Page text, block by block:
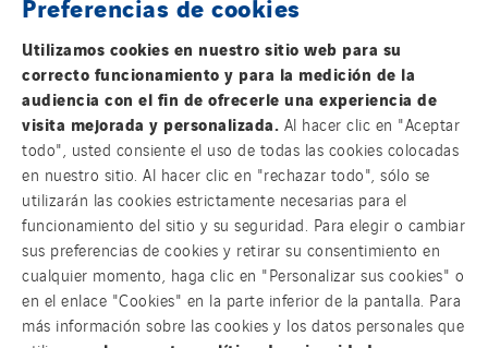
Contacta con nosotros
Información legal
Política de privacidad
Accesibilidad
Sistema Interno de Información
Cookies
Paumier Industrie
Paumier Marine
Paumier SA
Process Energy
Provelec Sud
Qivy
Qivy Habitat
Qivy Tertiaire
Roiret Energies
Roiret Transport
Utilizamos cookies en nuestro sitio web para su
correcto funcionamiento y para la medición de la
audiencia con el fin de ofrecerle una experiencia de
visita mejorada y personalizada. Al hacer clic en "Aceptar
todo", usted consiente el uso de todas las cookies colocadas
en nuestro sitio. Al hacer clic en "rechazar todo", sólo se
utilizarán las cookies estrictamente necesarias para el
funcionamiento del sitio y su seguridad. Para elegir o cambiar
sus preferencias de cookies y retirar su consentimiento en
cualquier momento, haga clic en "Personalizar sus cookies" o
en el enlace "Cookies" en la parte inferior de la pantalla. Para
más información sobre las cookies y los datos personales que